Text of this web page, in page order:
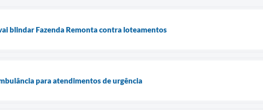
blindar Fazenda Remonta contra loteamentos
para atendimentos de urgência